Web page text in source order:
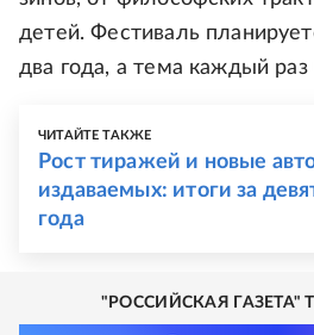
детей. Фестиваль
два года, а тема каждый раз
ЧИТАЙТЕ ТАКЖЕ
Рост тиражей и новые
издаваемых: итоги за
года
"РОССИЙСКАЯ ГАЗЕТА"